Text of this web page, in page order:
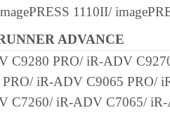
します。
消去することにより、本契
す。
約書のいずれかの条項に
終了します。
1110II/
ADVANCE
C9280 PRO/ iR-ADV
PRO/ iR-ADV C9065 PRO/
C7260/ iR-ADV C7065/